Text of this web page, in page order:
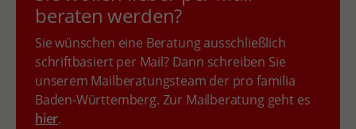
beraten werden?
Sie wünschen eine Beratung ausschließlich
schriftbasiert per Mail? Dann schreiben Sie
unserem Mailberatungsteam der pro familia
Baden-Württemberg. Zur Mailberatung geht es
hier.